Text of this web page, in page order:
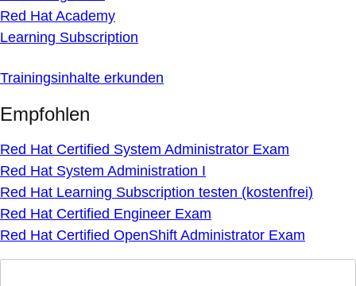
Red Hat Academy
Learning Subscription
Trainingsinhalte erkunden
Empfohlen
Red Hat Certified System Administrator Exam
Red Hat System Administration I
Red Hat Learning Subscription testen (kostenfrei)
Red Hat Certified Engineer Exam
Red Hat Certified OpenShift Administrator Exam